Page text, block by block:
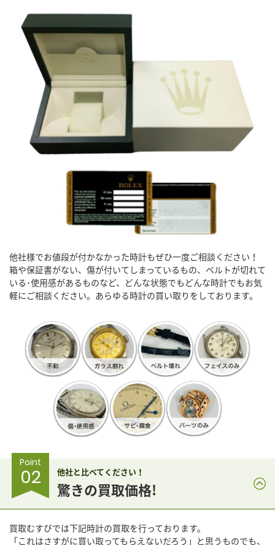
他社様でお値段が付かなかった時計もぜひ一度ご相談ください！
箱や保証書がない、傷が付いてしまっているもの、ベルトが切れて
いる･使用感があるものなど、どんな状態でもどんな時計でもお気
軽にご相談ください。あらゆる時計の買い取りをしております。
Point
02 他社と比べてください！
驚きの買取価格!
買取むすびでは下記時計の買取を行っております。
「これはさすがに買い取ってもらえないだろう」と思うものでも、